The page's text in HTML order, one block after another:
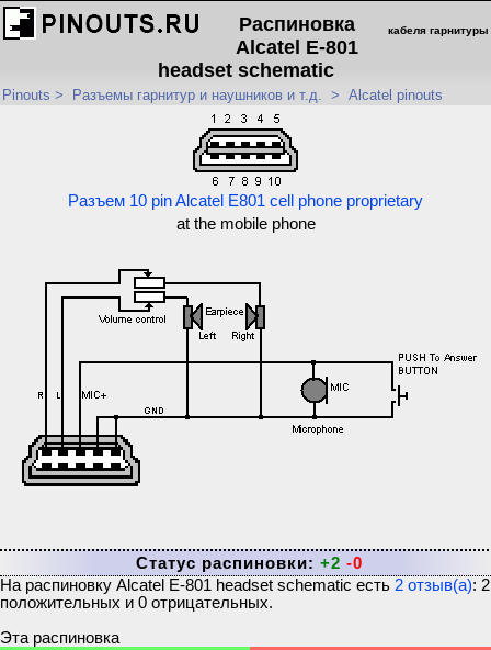
кабеля гарнитуры
Распиновка
Alcatel E-801
headset schematic
Pinouts > Разъемы гарнитур и наушников и т.д. > Alcatel pinouts
Разъем 10 pin Alcatel E801 cell phone proprietary
at the mobile phone
Статус распиновки: +2 -0
На распиновку Alcatel E-801 headset schematic есть 2 отзыв(а): 2
положительных и 0 отрицательных.
Эта распиновка